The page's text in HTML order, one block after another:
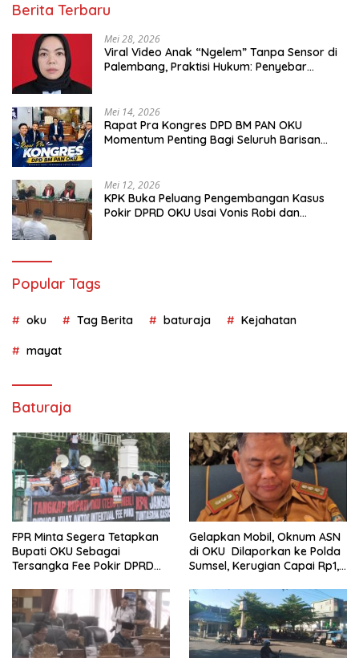
Berita Terbaru
Mei 28, 2026
Viral Video Anak “Ngelem” Tanpa Sensor di
Palembang, Praktisi Hukum: Penyebar
Mei 14, 2026
Rapat Pra Kongres DPD BM PAN OKU
Momentum Penting Bagi Seluruh Barisan
Mei 12, 2026
KPK Buka Peluang Pengembangan Kasus
Pokir DPRD OKU Usai Vonis Robi dan
Popular Tags
oku Tag Berita baturaja Kejahatan
mayat
Baturaja
FPR Minta Segera Tetapkan
Bupati OKU Sebagai
Tersangka Fee Pokir DPRD
Gelapkan Mobil, Oknum ASN
di OKU Dilaporkan ke Polda
Sumsel, Kerugian Capai Rp1,2